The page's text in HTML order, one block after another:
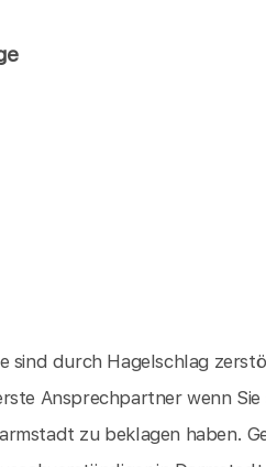
sind durch Hagelschlag
Ansprechpartner wenn
zu beklagen haben.